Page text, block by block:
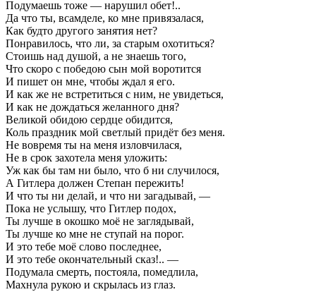
Подумаешь тоже — нарушил обет!..
Да что ты, всамделе, ко мне привязалася,
Как будто другого занятия нет?
Понравилось, что ли, за старым охотиться?
Стоишь над душой, а не знаешь того,
Что скоро с победою сын мой воротится
И пишет он мне, чтобы ждал я его.
И как же не встретиться с ним, не увидеться,
И как не дождаться желанного дня?
Великой обидою сердце обидится,
Коль праздник мой светлый придёт без меня.
Не вовремя ты на меня изловчилася,
Не в срок захотела меня уложить:
Уж как бы там ни было, что б ни случилося,
А Гитлера должен Степан пережить!
И что ты ни делай, и что ни загадывай, —
Пока не услышу, что Гитлер подох,
Ты лучше в окошко моё не заглядывай,
Ты лучше ко мне не ступай на порог.
И это тебе моё слово последнее,
И это тебе окончательный сказ!.. —
Подумала смерть, постояла, помедлила,
Махнула рукою и скрылась из глаз.